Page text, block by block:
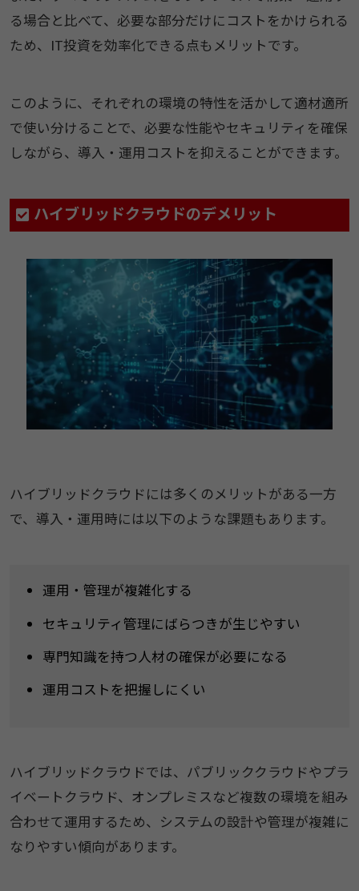
る場合と比べて、必要な部分だけにコストをかけられる
ため、IT投資を効率化できる点もメリットです。
このように、それぞれの環境の特性を活かして適材適所
で使い分けることで、必要な性能やセキュリティを確保
しながら、導入・運用コストを抑えることができます。
ハイブリッドクラウドのデメリット
ハイブリッドクラウドには多くのメリットがある一方
で、導入・運用時には以下のような課題もあります。
運用・管理が複雑化する
セキュリティ管理にばらつきが生じやすい
専門知識を持つ人材の確保が必要になる
運用コストを把握しにくい
ハイブリッドクラウドでは、パブリッククラウドやプラ
イベートクラウド、オンプレミスなど複数の環境を組み
合わせて運用するため、システムの設計や管理が複雑に
なりやすい傾向があります。